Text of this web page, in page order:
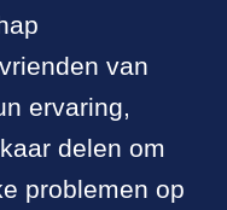
van
ervaring,
delen om
problemen op